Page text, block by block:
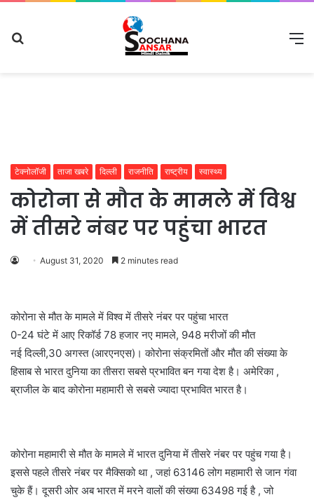
टेक्नोलॉजी ताजा खबरे दिल्ली राजनीति राष्ट्रीय स्वास्थ्य
कोरोना से मौत के मामले में विश्व
में तीसरे नंबर पर पहुंचा भारत
August 31, 2020 2 minutes read
कोरोना से मौत के मामले में विश्व में तीसरे नंबर पर पहुंचा भारत
0-24 घंटे में आए रिकॉर्ड 78 हजार नए मामले, 948 मरीजों की मौत
नई दिल्ली,30 अगस्त (आरएनएस)। कोरोना संक्रमितों और मौत की संख्या के
हिसाब से भारत दुनिया का तीसरा सबसे प्रभावित बन गया देश है। अमेरिका ,
ब्राजील के बाद कोरोना महामारी से सबसे ज्यादा प्रभावित भारत है।
कोरोना महामारी से मौत के मामले में भारत दुनिया में तीसरे नंबर पर पहुंच गया है।
इससे पहले तीसरे नंबर पर मैक्सिको था , जहां 63146 लोग महामारी से जान गंवा
चुके हैं। दूसरी ओर अब भारत में मरने वालों की संख्या 63498 गई है , जो